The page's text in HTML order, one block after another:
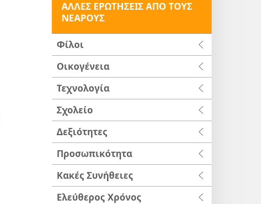
ΑΛΛΕΣ ΕΡΩΤΗΣΕΙΣ ΑΠΟ ΤΟΥΣ
ΝΕΑΡΟΥΣ
Φίλοι
Οικογένεια
Τεχνολογία
Σχολείο
Δεξιότητες
Προσωπικότητα
Κακές Συνήθειες
Ελεύθερος Χρόνος